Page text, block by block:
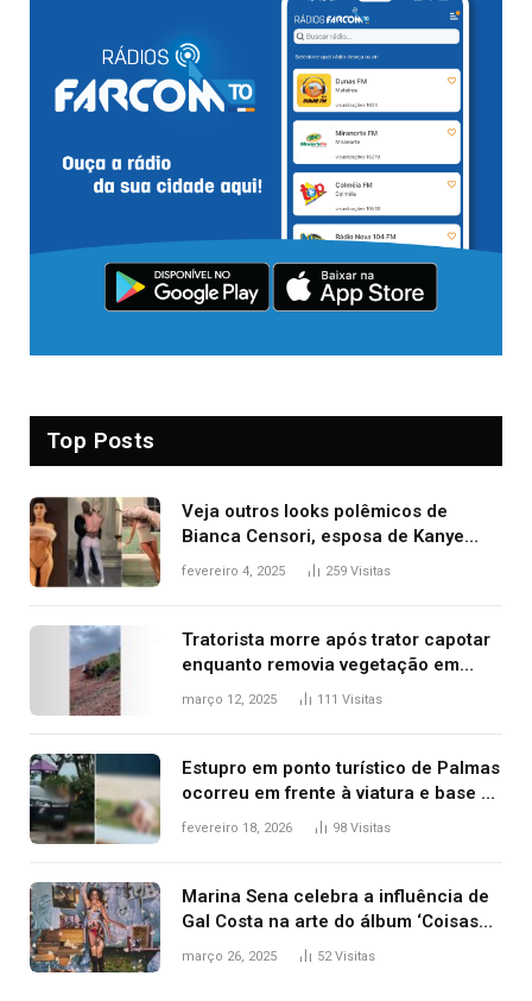
Top Posts
Veja outros looks polêmicos de
Bianca Censori, esposa de Kanye
West que apareceu nua no Grammy
fevereiro 4, 2025 259 Visitas
Tratorista morre após trator capotar
enquanto removia vegetação em
ribanceira de rodovia
março 12, 2025 111 Visitas
Estupro em ponto turístico de Palmas
ocorreu em frente à viatura e base de
segurança; polícia investiga
fevereiro 18, 2026 98 Visitas
Marina Sena celebra a influência de
Gal Costa na arte do álbum ‘Coisas
naturais’
março 26, 2025 52Visitas